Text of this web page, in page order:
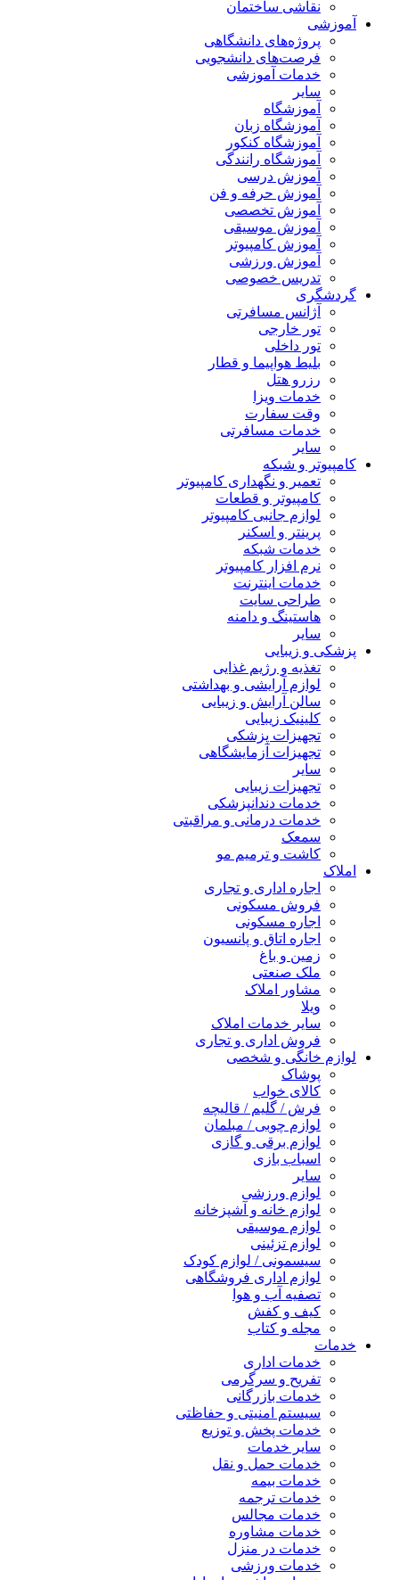
نقاشی ساختمان
آموزشی
پروژه‌های دانشگاهی
فرصت‌های دانشجویی
خدمات آموزشی
سایر
آموزشگاه
آموزشگاه زبان
آموزشگاه کنکور
آموزشگاه رانندگی
آموزش درسی
آموزش حرفه و فن
آموزش تخصصی
آموزش موسیقی
آموزش کامپیوتر
آموزش ورزشی
تدریس خصوصی
گردشگری
آژانس مسافرتی
تور خارجی
تور داخلی
بلیط هواپیما و قطار
رزرو هتل
خدمات ویزا
وقت سفارت
خدمات مسافرتی
سایر
کامپیوتر و شبکه
تعمیر و نگهداری کامپیوتر
کامپیوتر و قطعات
لوازم جانبی کامپیوتر
پرینتر و اسکنر
خدمات شبکه
نرم افزار کامپیوتر
خدمات اینترنت
طراحی سایت
هاستینگ و دامنه
سایر
پزشکی و زیبایی
تغذیه و رژیم غذایی
لوازم آرایشی و بهداشتی
سالن آرایش و زیبایی
کلینیک زیبایی
تجهیزات پزشکی
تجهیزات آزمایشگاهی
سایر
تجهیزات زیبایی
خدمات دندانپزشکی
خدمات درمانی و مراقبتی
سمعک
کاشت و ترمیم مو
املاک
اجاره اداری و تجاری
فروش مسکونی
اجاره مسکونی
اجاره اتاق و پانسیون
زمین و باغ
ملک صنعتی
مشاور املاک
ویلا
سایر خدمات املاک
فروش اداری و تجاری
لوازم خانگی و شخصی
پوشاک
کالای خواب
فرش / گلیم / قالیچه
لوازم چوبی / مبلمان
لوازم برقی و گازی
اسباب بازی
سایر
لوازم ورزشی
لوازم خانه و آشپزخانه
لوازم موسیقی
لوازم تزئینی
سیسمونی / لوازم کودک
لوازم اداری فروشگاهی
تصفیه آب و هوا
کیف و کفش
مجله و کتاب
خدمات
خدمات اداری
تفریح و سرگرمی
خدمات بازرگانی
سیستم امنیتی و حفاظتی
خدمات پخش و توزیع
سایر خدمات
خدمات حمل و نقل
خدمات بیمه
خدمات ترجمه
خدمات مجالس
خدمات مشاوره
خدمات در منزل
خدمات ورزشی